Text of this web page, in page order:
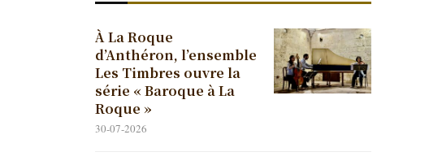
À La Roque
d’Anthéron, l’ensemble
Les Timbres ouvre la
série « Baroque à La
Roque »
30-07-2026